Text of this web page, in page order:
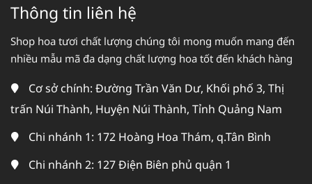
Thông tin liên hệ
Shop hoa tươi chất lượng chúng tôi mong muốn mang đến
nhiều mẫu mã đa dạng chất lượng hoa tốt đến khách hàng
Cơ sở chính: Đường Trần Văn Dư, Khối phố 3, Thị
trấn Núi Thành, Huyện Núi Thành, Tỉnh Quảng Nam
Chi nhánh 1: 172 Hoàng Hoa Thám, q.Tân Bình
Chi nhánh 2: 127 Điện Biên phủ quận 1